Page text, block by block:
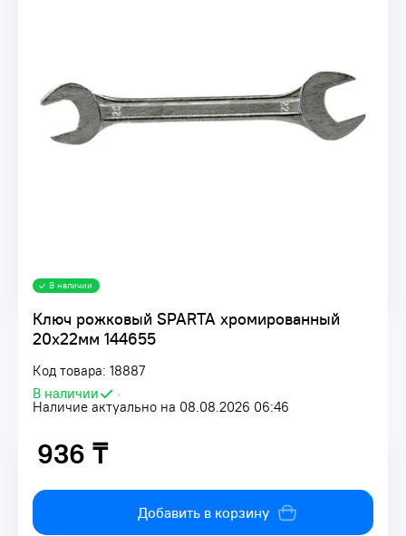
Ключ рожковый SPARTA хромированный
20х22мм 144655
Код товара: 18887
В наличии
•
Наличие актуально на 08.08.2026 06:46
В наличии
936 ₸
936 ₸
Добавить в корзину